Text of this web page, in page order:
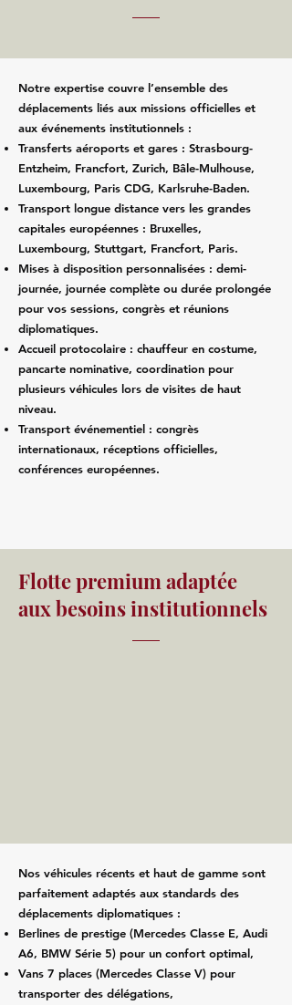
Notre expertise couvre l’ensemble des
déplacements liés aux missions officielles et
aux événements institutionnels :
Transferts aéroports et gares : Strasbourg-
Entzheim, Francfort, Zurich, Bâle-Mulhouse,
Luxembourg, Paris CDG, Karlsruhe-Baden.
Transport longue distance vers les grandes
capitales européennes : Bruxelles,
Luxembourg, Stuttgart, Francfort, Paris.
Mises à disposition personnalisées : demi-
journée, journée complète ou durée prolongée
pour vos sessions, congrès et réunions
diplomatiques.
Accueil protocolaire : chauffeur en costume,
pancarte nominative, coordination pour
plusieurs véhicules lors de visites de haut
niveau.
Transport événementiel : congrès
internationaux, réceptions officielles,
conférences européennes.
Flotte premium adaptée
aux besoins institutionnels
Nos véhicules récents et haut de gamme sont
parfaitement adaptés aux standards des
déplacements diplomatiques :
Berlines de prestige (Mercedes Classe E, Audi
A6, BMW Série 5) pour un confort optimal,
Vans 7 places (Mercedes Classe V) pour
transporter des délégations,